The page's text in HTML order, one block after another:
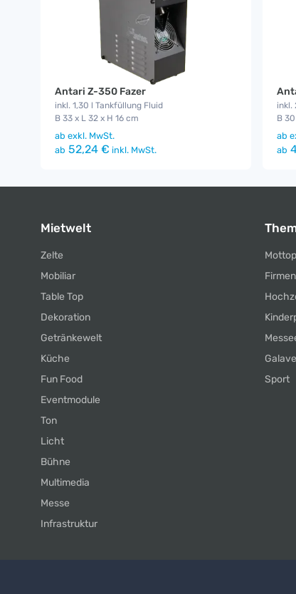
Antari Z-350 Fazer
inkl. 1,30 l Tankfüllung Fluid
B 33 x L 32 x H 16 cm
ab exkl. MwSt.
ab 52,24 € inkl. MwSt.
inkl.
B
ab
ab
Mietwelt
Zelte
Mobiliar
Table Top
Dekoration
Getränkewelt
Küche
Fun Food
Eventmodule
Ton
Licht
Bühne
Multimedia
Messe
Infrastruktur
Sport